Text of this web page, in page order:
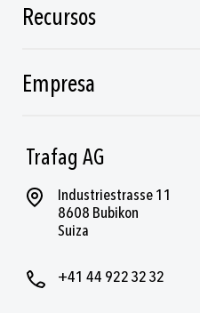
Trafag AG
Industriestrasse 11
8608 Bubikon
Suiza
+41 44 922 32 32
Recursos
Empresa